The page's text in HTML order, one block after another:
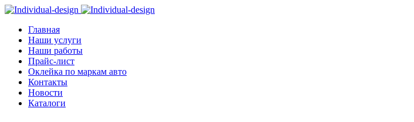
Главная
Наши услуги
Наши работы
Прайс-лист
Оклейка по маркам авто
Контакты
Новости
Каталоги